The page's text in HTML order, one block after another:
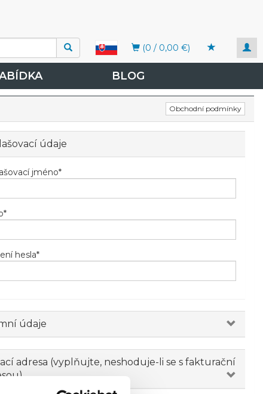
(0 / 0,00 €)
BLOG
Obchodní podmínky
údaje
jméno*
*
hesla*
údaje
adresa (vyplňujte, neshoduje-li se s fakturační